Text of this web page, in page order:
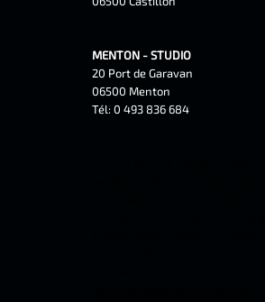
MENTON - STUDIO
20 Port de Garavan
06500 Menton
Tél: 0 493 836 684